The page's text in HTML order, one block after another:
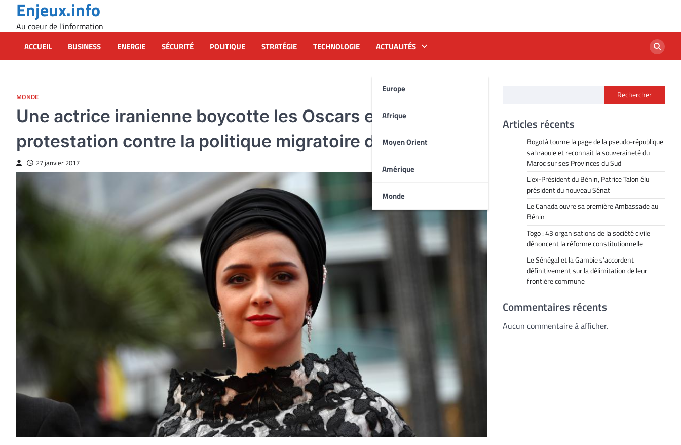
content
Enjeux.info
Au coeur de l'information
ACCUEIL BUSINESS ENERGIE SÉCURITÉ POLITIQUE STRATÉGIE TECHNOLOGIE ACTUALITÉS
Europe
Afrique
Moyen Orient
Amérique
Monde
MONDE
Une actrice iranienne boycotte les Oscars en
protestation contre la politique migratoire de Trump
27 janvier 2017
Rechercher
Articles récents
Bogotá tourne la page de la pseudo-république
sahraouie et reconnaît la souveraineté du
Maroc sur ses Provinces du Sud
L’ex-Président du Bénin, Patrice Talon élu
président du nouveau Sénat
Le Canada ouvre sa première Ambassade au
Bénin
Togo : 43 organisations de la société civile
dénoncent la réforme constitutionnelle
Le Sénégal et la Gambie s’accordent
définitivement sur la délimitation de leur
frontière commune
Commentaires récents
Aucun commentaire à afficher.